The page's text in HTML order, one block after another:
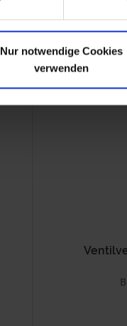
Nur notwendige Cookies
verwenden